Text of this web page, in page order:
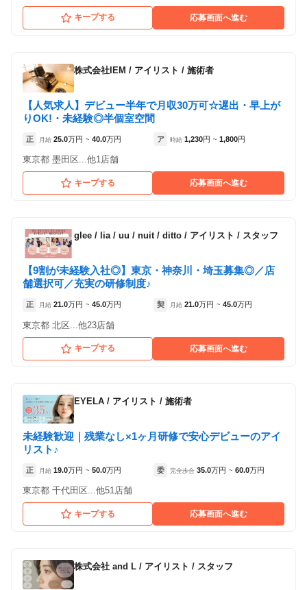
キープする 応募画面へ進む
株式会社IEM / アイリスト / 施術者
【人気求人】デビュー半年で月収30万可☆遅出・早上が
りOK!・未経験◎半個室空間
正 月給 25.0万円 ~ 40.0万円 ア 時給 1,230円 ~ 1,800円
東京都 墨田区...他1店舗
キープする 応募画面へ進む
glee / lia / uu / nuit / ditto / アイリスト / スタッフ
【9割が未経験入社◎】東京・神奈川・埼玉募集◎／店
舗選択可／充実の研修制度♪
正 月給 21.0万円 ~ 45.0万円 契 月給 21.0万円 ~ 45.0万円
東京都 北区...他23店舗
キープする 応募画面へ進む
EYELA / アイリスト / 施術者
未経験歓迎｜残業なし×1ヶ月研修で安心デビューのアイ
リスト♪
正 月給 19.0万円 ~ 50.0万円 委 完全歩合 35.0万円 ~ 60.0万円
東京都 千代田区...他51店舗
キープする 応募画面へ進む
株式会社 and L / アイリスト / スタッフ